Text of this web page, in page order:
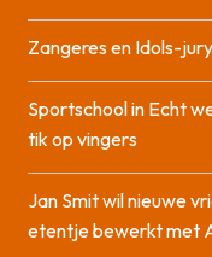
Zangeres en Idols-
Sportschool in Echt
tik op vingers
Jan Smit wil nieuwe
etentje bewerkt met